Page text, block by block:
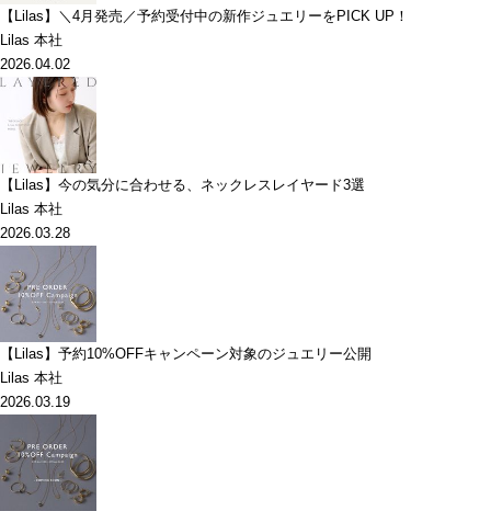
【Lilas】＼4月発売／予約受付中の新作ジュエリーをPICK UP！
Lilas 本社
2026.04.02
【Lilas】今の気分に合わせる、ネックレスレイヤード3選
Lilas 本社
2026.03.28
【Lilas】予約10%OFFキャンペーン対象のジュエリー公開
Lilas 本社
2026.03.19